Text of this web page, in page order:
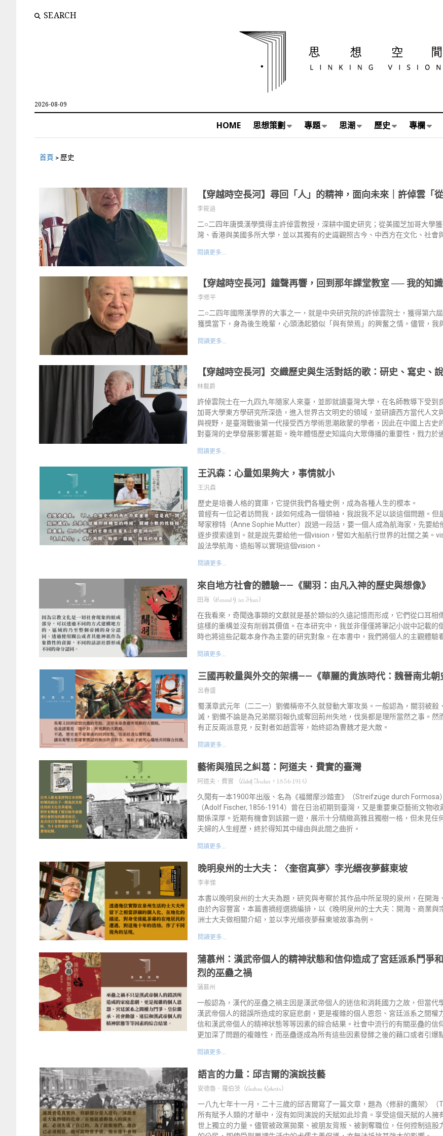
SEARCH
2026-08-09
HOME 思想策劃 專題 思潮 歷史 專欄
首頁 > 歷史
【穿越時空長河】尋回「人」的精神，面向未來｜許倬雲「從
李筱涵
二○二四年唐獎漢學獎得主許倬雲教授，深耕中國史研究；從美國芝加哥大學
灣、香港與美國多所大學，並以其獨有的史識觀照古今、中西方在文化、社會
閱讀更多...
【穿越時空長河】鐘聲再響，回到那年課堂教室 ── 我的知
李修平
二○二四年國際漢學界的大事之一，就是中央研究院的許倬雲院士，獲得第六
獲獎當下，身為後生晚輩，心頭湧起猶似「與有榮焉」的興奮之情。儘管，我
閱讀更多...
【穿越時空長河】交織歷史與生活對話的歌：研史、寫史、
林載爵
許倬雲院士在一九四九年隨家人來臺，並即就讀臺灣大學，在名師教導下受到
加哥大學東方學研究所深造，進入世界古文明史的領域，並研讀西方當代人文
與視野，是臺灣戰後第一代接受西方學術思潮啟蒙的學者，因此在中國上古史
對臺灣的史學發展影響甚鉅。晚年體悟歷史知識向大眾傳播的重要性，戮力於
閱讀更多...
王汎森：心量如果夠大，事情就小
王汎森
歷史是培養人格的寶庫，它提供我們各種史例，成為各種人生的模本。
曾經有一位記者訪問我，談如何成為一個領袖，我說我不足以談這個問題。但
琴家穆特（Anne Sophie Mutter）說過一段話，要一個人成為航海家，先要給
逐步摸索達到。就是說先要給他一個vision，譬如大船航行世界的壯闊之美。
設法學航海、造船等以實現這個vision。
閱讀更多...
來自地方社會的體驗——《關羽：由凡入神的歷史與想像》
田海（Barend J. ter Haar）
在我看來，奇聞逸事類的文獻就是基於類似的久遠記憶而形成，它們從口耳相
這樣的重構並沒有削弱其價值。在本研究中，我並非僅僅將筆記小說中記載的
時也將這些記載本身作為主要的研究對象。在本書中，我們將個人的主觀體驗
閱讀更多...
三國再較量與外交的架構——《華麗的貴族時代：魏晉南北朝
呂春盛
蜀漢章武元年（二二一）劉備稱帝不久就發動大軍攻吳。一般認為，關羽被殺
滅，劉備不論是為兄弟關羽報仇或奪回荊州失地，伐吳都是理所當然之事。然
有正反兩派意見，反對者如趙雲等，始終認為曹魏才是大敵。
閱讀更多...
藝術與殖民之糾葛：阿道夫．費實的臺灣
阿道夫．費實 （Adolf Fischer，1856-1914）
久聞有一本1900年出版、名為《福爾摩沙踏查》（Streifzüge durch Formosa
（Adolf Fischer, 1856-1914）曾在日治初期到臺灣，又是重要東亞藝術文物
關係深厚。近期有機會到該館一遊，展示十分精緻高雅且獨樹一格，但未見任
夫婦的人生經歷，終於得知其中緣由與此間之曲折。
閱讀更多...
晚明泉州的士大夫：〈奎宿真夢〉李光縉夜夢蘇東坡
李孝悌
本書以晚明泉州的士大夫為題，研究與考察於其作品中所呈現的泉州，在開海
由於內容豐富，本篇書摘經選摘編排，以《晚明泉州的士大夫：開海、商業與
洲士大夫做相關介紹，並以李光縉夜夢蘇東坡故事為例。
閱讀更多...
蒲慕州：漢武帝個人的精神狀態和信仰造成了宮廷派系鬥爭
烈的巫蠱之禍
蒲慕州
一般認為，漢代的巫蠱之禍主因是漢武帝個人的迷信和消耗國力之故，但當代
漢武帝個人的錯誤所造成的家庭悲劇，更是複雜的個人恩怨、宮廷派系之間權
信和漢武帝個人的精神狀態等等因素的綜合結果。社會中流行的有關巫蠱的信
更加深了問題的複雜性，而巫蠱遂成為所有這些因素發酵之後的藉口或者引爆
閱讀更多...
語言的力量：邱吉爾的演說技藝
安德魯．羅伯茨（Andrew Roberts）
一八九七年十一月，二十三歲的邱吉爾寫了一篇文章，題為〈修辭的鷹架〉（
所有賦予人類的才華中，沒有如同演說的天賦如此珍貴。享受這個天賦的人擁
世上獨立的力量。儘管被政黨拋棄、被朋友背叛、被剝奪職位，任何控制這